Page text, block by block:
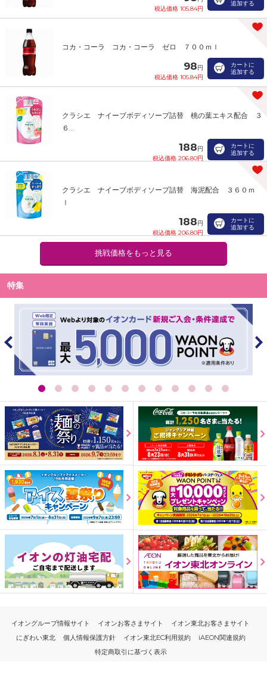
税込価格 105.84円
追加する
コカ・コーラ コカ・コーラ ゼロ ７００ｍｌ
98円
税込価格 105.84円
カートに
追加する
クラシエ ナイーブボディソープ詰替 桃の葉エキス配合 ３
６...
188円
税込価格 206.80円
カートに
追加する
クラシエ ナイーブボディソープ詰替 海泥配合 ３６０ｍ
ｌ
188円
税込価格 206.80円
カートに
追加する
挑戦価格をもっと見る
特集
イオングループ情報サイト イオンお客さまサイト
イオン東北お客さまサイト
にぎわい東北
個人情報保護方針 イオン東北EC利用規約
iAEON関連規約
特定商取引に基づく表示